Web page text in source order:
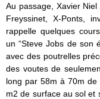
Au passage, Xavier
Freyssinet, X-Ponts,
rappelle quelques
un “Steve Jobs de son
avec des poutrelles
des voutes de
long par 58m à 70m
m2 de surface au sol et